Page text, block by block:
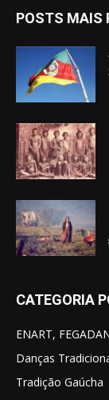
POSTS MAIS
CATEGORIA
ENART,
Danças
Tradição Gaúcha